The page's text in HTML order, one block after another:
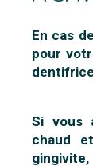
En cas
pour
Si vous
chaud